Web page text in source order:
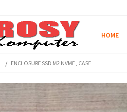
HOME
/ ENCLOSURE SSD M2 NVME , CASE